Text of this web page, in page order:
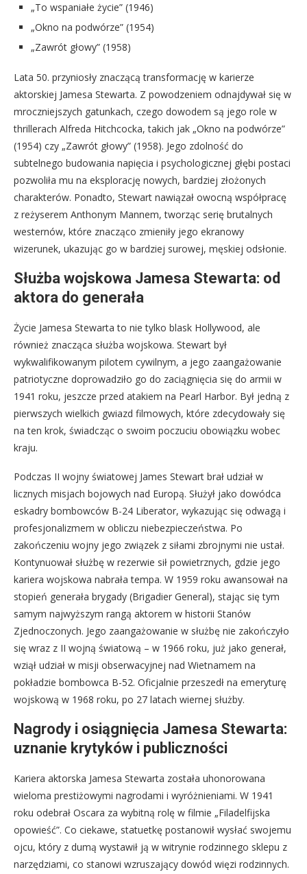
„To wspaniałe życie” (1946)
„Okno na podwórze” (1954)
„Zawrót głowy” (1958)
Lata 50. przyniosły znaczącą transformację w karierze
aktorskiej Jamesa Stewarta. Z powodzeniem odnajdywał się w
mroczniejszych gatunkach, czego dowodem są jego role w
thrillerach Alfreda Hitchcocka, takich jak „Okno na podwórze”
(1954) czy „Zawrót głowy” (1958). Jego zdolność do
subtelnego budowania napięcia i psychologicznej głębi postaci
pozwoliła mu na eksplorację nowych, bardziej złożonych
charakterów. Ponadto, Stewart nawiązał owocną współpracę
z reżyserem Anthonym Mannem, tworząc serię brutalnych
westernów, które znacząco zmieniły jego ekranowy
wizerunek, ukazując go w bardziej surowej, męskiej odsłonie.
Służba wojskowa Jamesa Stewarta: od
aktora do generała
Życie Jamesa Stewarta to nie tylko blask Hollywood, ale
również znacząca służba wojskowa. Stewart był
wykwalifikowanym pilotem cywilnym, a jego zaangażowanie
patriotyczne doprowadziło go do zaciągnięcia się do armii w
1941 roku, jeszcze przed atakiem na Pearl Harbor. Był jedną z
pierwszych wielkich gwiazd filmowych, które zdecydowały się
na ten krok, świadcząc o swoim poczuciu obowiązku wobec
kraju.
Podczas II wojny światowej James Stewart brał udział w
licznych misjach bojowych nad Europą. Służył jako dowódca
eskadry bombowców B-24 Liberator, wykazując się odwagą i
profesjonalizmem w obliczu niebezpieczeństwa. Po
zakończeniu wojny jego związek z siłami zbrojnymi nie ustał.
Kontynuował służbę w rezerwie sił powietrznych, gdzie jego
kariera wojskowa nabrała tempa. W 1959 roku awansował na
stopień generała brygady (Brigadier General), stając się tym
samym najwyższym rangą aktorem w historii Stanów
Zjednoczonych. Jego zaangażowanie w służbę nie zakończyło
się wraz z II wojną światową – w 1966 roku, już jako generał,
wziął udział w misji obserwacyjnej nad Wietnamem na
pokładzie bombowca B-52. Oficjalnie przeszedł na emeryturę
wojskową w 1968 roku, po 27 latach wiernej służby.
Nagrody i osiągnięcia Jamesa Stewarta:
uznanie krytyków i publiczności
Kariera aktorska Jamesa Stewarta została uhonorowana
wieloma prestiżowymi nagrodami i wyróżnieniami. W 1941
roku odebrał Oscara za wybitną rolę w filmie „Filadelfijska
opowieść”. Co ciekawe, statuetkę postanowił wysłać swojemu
ojcu, który z dumą wystawił ją w witrynie rodzinnego sklepu z
narzędziami, co stanowi wzruszający dowód więzi rodzinnych.